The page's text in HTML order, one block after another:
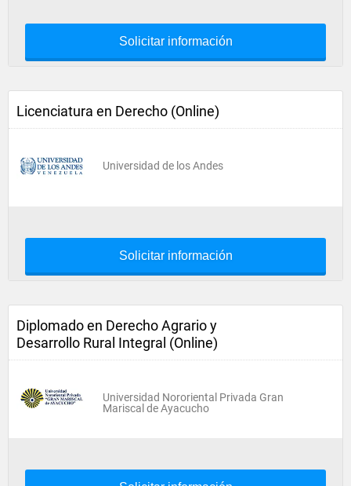
Solicitar información
Licenciatura en Derecho (Online)
Universidad de los Andes
Solicitar información
Diplomado en Derecho Agrario y
Desarrollo Rural Integral (Online)
Universidad Nororiental Privada Gran
Mariscal de Ayacucho